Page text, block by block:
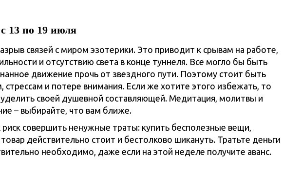
13 по 19 июля
связей с миром эзотерики. Это приводит к срывам на работе,
и отсутствию света в конце туннеля. Все могло бы быть
движение прочь от звездного пути. Поэтому стоит быть
стрессам и потере внимания. Если же хотите этого избежать, то
своей душевной составляющей. Медитация, молитвы и
– выбирайте, что вам ближе.
риск совершить ненужные траты: купить бесполезные вещи,
действительно стоит и бестолково шикануть. Тратьте деньги
необходимо, даже если на этой неделе получите аванс.